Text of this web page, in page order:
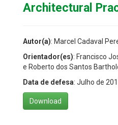
Architectural
Autor(a): Marcel Cadaval
Orientador(es): Francisco
e Roberto dos Santos
Data de defesa: Julho de
Download